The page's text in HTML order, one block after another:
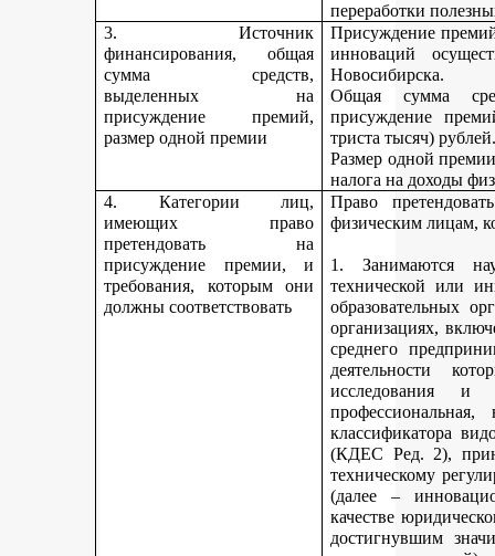
переработки
3. Источник
финансирования, общая
сумма средств,
выделенных на
присуждение премий,
размер одной премии
Присуждение
инноваций
Новосибирска.
Общая сумма
присуждение
триста тысяч)
Размер одной
налога на доходы
4. Категории лиц,
имеющих право
претендовать на
присуждение премии, и
требования, которым они
должны соответствовать
Право
физическим лицам,
1. Занимаются
технической или
образовательных
организациях,
среднего
деятельности
исследования и
классификатора
(КДЕС Ред. 2),
техническому
(далее –
качестве
достигнувшим